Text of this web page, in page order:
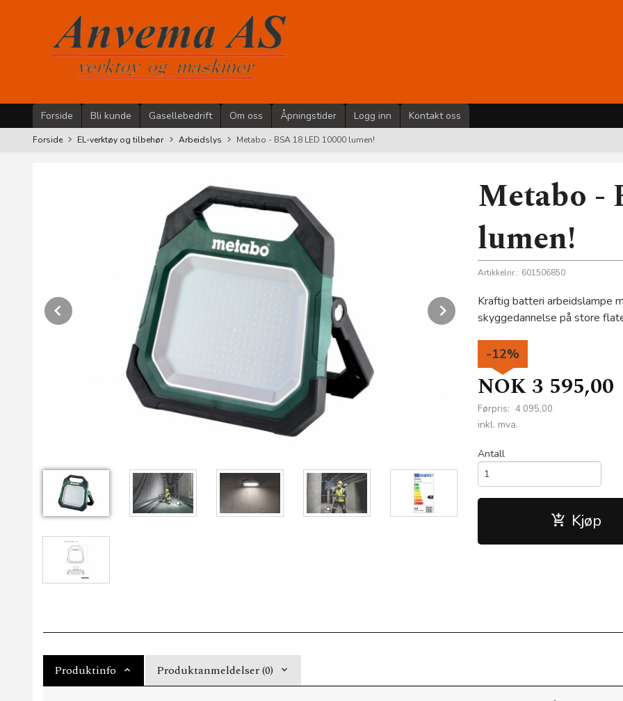
Forside Bli kunde Gasellebedrift Om oss Åpningstider Logg inn Kontakt oss
Forside EL-verktøy og tilbehør Arbeidslys Metabo - BSA 18 LED 10000 lumen!
Next
Metabo -
lumen!
Artikkelnr.: 601506850
Kraftig batteri arbeidslampe
skyggedannelse på store
NOK3 595,00
Førpris: 4 095,00
Rabatt
-12%
inkl. mva.
Antall
Kjøp
Produktinfo Produktanmeldelser (0)